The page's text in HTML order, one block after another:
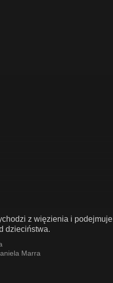
z więzienia i
dzieciństwa.
Marra